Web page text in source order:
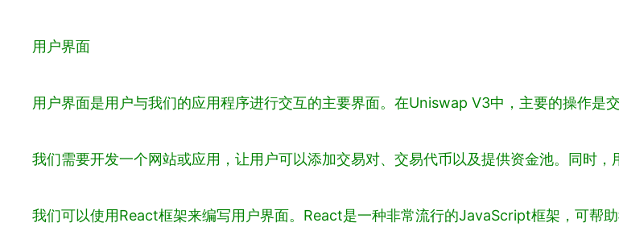
用户界面
用户界面是用户与我们的应用程序进行交互的主要界面。在Uniswap V3中，主要的操作是交
我们需要开发一个网站或应用，让用户可以添加交易对、交易代币以及提供资金池。同时，
我们可以使用React框架来编写用户界面。React是一种非常流行的JavaScript框架，可帮助